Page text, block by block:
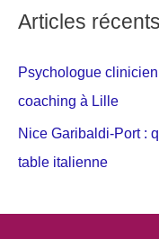
Articles récents
Psychologue
coaching à Lille
Nice Garibaldi-Port :
table italienne